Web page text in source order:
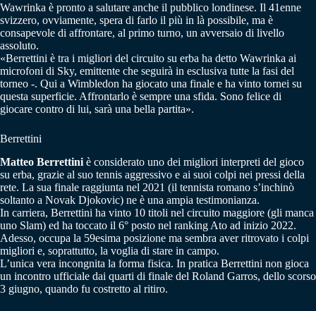
Wawrinka è pronto a salutare anche il pubblico londinese. Il 41enne
svizzero, ovviamente, spera di farlo il più in là possibile, ma è
consapevole di affrontare, al primo turno, un avversaio di livello
assoluto.
«Berrettini è tra i migliori del circuito su erba ha detto Wawrinka ai
microfoni di Sky, emittente che seguirà in esclusiva tutte la fasi del
torneo -. Qui a Wimbledon ha giocato una finale e ha vinto tornei su
questa superficie. Affrontarlo è sempre una sfida. Sono felice di
giocare contro di lui, sarà una bella partita».
Berrettini
Matteo Berrettini è considerato uno dei migliori interpreti del gioco
su erba, grazie al suo tennis aggressivo e ai suoi colpi nei pressi della
rete. La sua finale raggiunta nel 2021 (il tennista romano s’inchinò
soltanto a Novak Djokovic) ne è una ampia testimonianza.
In carriera, Berrettini ha vinto 10 titoli nel circuito maggiore (gli manca
uno Slam) ed ha toccato il 6° posto nel ranking Ato ad inizio 2022.
Adesso, occupa la 59esima posizione ma sembra aver ritrovato i colpi
migliori e, soprattutto, la voglia di stare in campo.
L’unica vera incongnita la forma fisica. In pratica Berrettini non gioca
un incontro ufficiale dai quarti di finale del Roland Garros, dello scorso
3 giugno, quando fu costretto al ritiro.